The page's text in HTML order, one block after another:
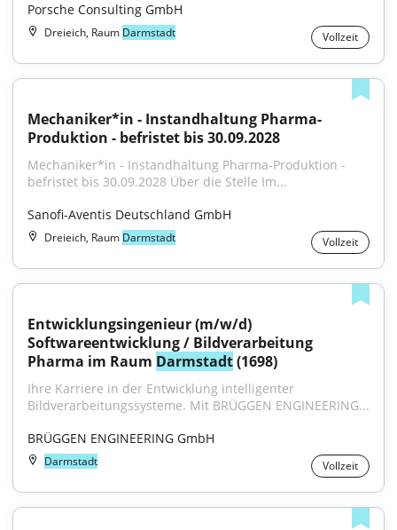
Porsche Consulting GmbH
Dreieich, Raum Darmstadt Vollzeit
Mechaniker*in - Instandhaltung Pharma-
Produktion - befristet bis 30.09.2028
Mechaniker*in - Instandhaltung Pharma-Produktion -
befristet bis 30.09.2028 Über die Stelle Im...
Sanofi-Aventis Deutschland GmbH
Dreieich, Raum Darmstadt Vollzeit
Entwicklungsingenieur (m/w/d)
Softwareentwicklung / Bildverarbeitung
Pharma im Raum Darmstadt (1698)
Ihre Karriere in der Entwicklung intelligenter
Bildverarbeitungssysteme. Mit BRÜGGEN ENGINEERING...
BRÜGGEN ENGINEERING GmbH
Darmstadt Vollzeit